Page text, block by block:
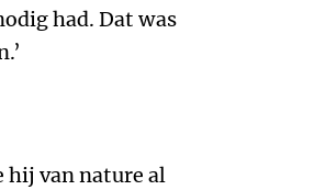
had. Dat was
hij van nature al